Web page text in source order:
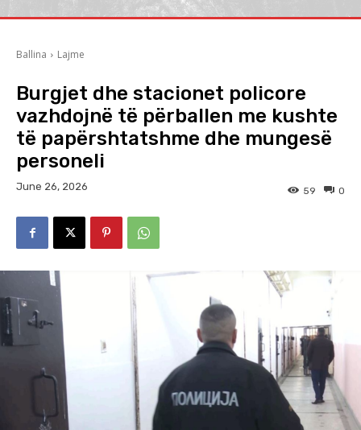
Ballina Lajme
Burgjet dhe stacionet policore
vazhdojnë të përballen me kushte
të papërshtatshme dhe mungesë
personeli
June 26, 2026 0
59